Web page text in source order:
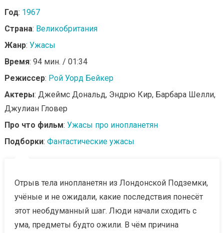
Год: 1967
Страна: Великобритания
Жанр: Ужасы
Время: 94 мин. / 01:34
Режиссер: Рой Уорд Бейкер
Актеры: Джеймс Дональд, Эндрю Кир, Барбара Шелли,
Джулиан Гловер
Про что фильм: Ужасы про инопланетян
Подборки: Фантастические ужасы
Отрыв тела инопланетян из Лондонской Подземки,
учёные и не ожидали, какие последствия понесёт
этот необдуманный шаг. Люди начали сходить с
ума, предметы будто ожили. В чём причина